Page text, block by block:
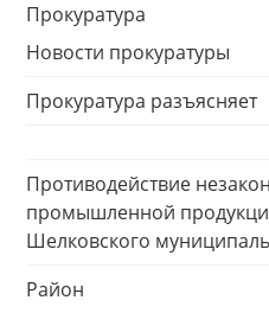
Прокуратура
Новости прокуратуры
Прокуратура разъясняет
Противодействие
промышленной
Шелковского
Район